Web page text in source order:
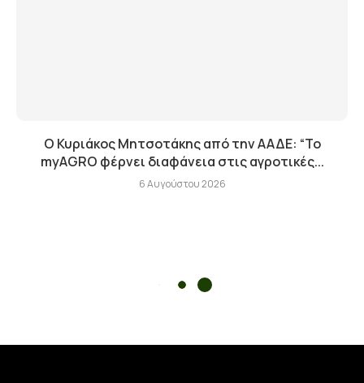
Ο Κυριάκος Μητσοτάκης από την ΑΑΔΕ: “Το
myAGRO φέρνει διαφάνεια στις αγροτικές...
6 Αυγούστου 2026